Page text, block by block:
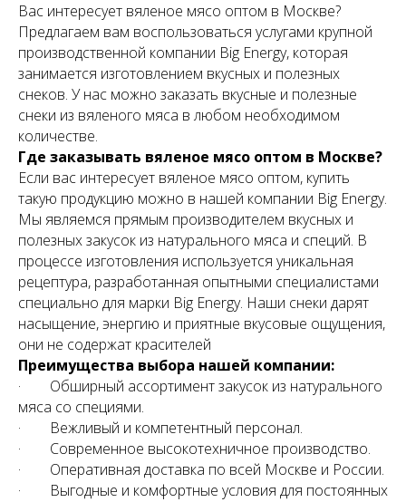
Вас интересует вяленое мясо оптом в Москве?
Предлагаем вам воспользоваться услугами крупной
производственной компании Big Energy, которая
занимается изготовлением вкусных и полезных
снеков. У нас можно заказать вкусные и полезные
снеки из вяленого мяса в любом необходимом
количестве.
Где заказывать вяленое мясо оптом в Москве?
Если вас интересует вяленое мясо оптом, купить
такую продукцию можно в нашей компании Big Energy.
Мы являемся прямым производителем вкусных и
полезных закусок из натурального мяса и специй. В
процессе изготовления используется уникальная
рецептура, разработанная опытными специалистами
специально для марки Big Energy. Наши снеки дарят
насыщение, энергию и приятные вкусовые ощущения,
они не содержат красителей
Преимущества выбора нашей компании:
· Обширный ассортимент закусок из натурального
мяса со специями.
· Вежливый и компетентный персонал.
· Современное высокотехничное производство.
· Оперативная доставка по всей Москве и России.
· Выгодные и комфортные условия для постоянных